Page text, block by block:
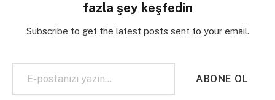
fazla şey keşfedin
Subscribe to get the latest posts sent to your email.
E-postanızı yazın…
ABONE OL